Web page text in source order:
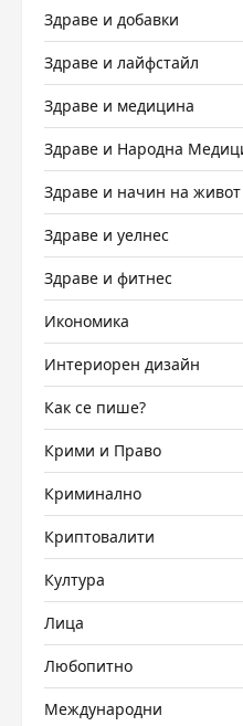
Здраве и добавки
Здраве и лайфстайл
Здраве и медицина
Здраве и Народна
Здраве и начин на живот
Здраве и уелнес
Здраве и фитнес
Икономика
Интериорен дизайн
Как се пише?
Крими и Право
Криминално
Криптовалити
Култура
Лица
Любопитно
Международни